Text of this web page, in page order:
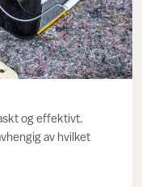
og effektivt.
av hvilket